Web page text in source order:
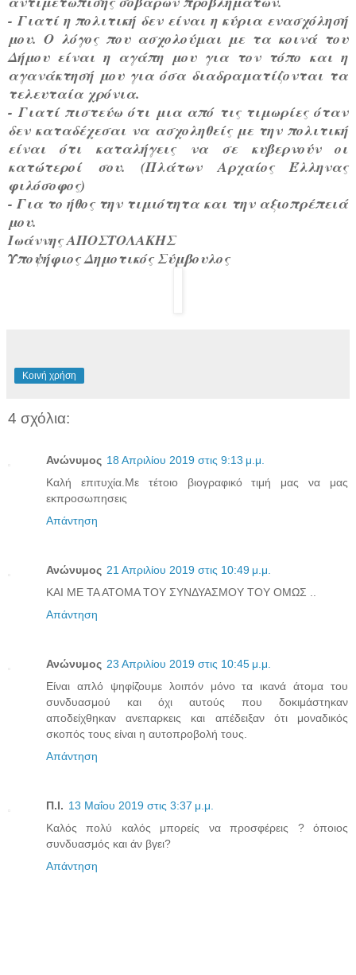
- Γιατί η πολιτική δεν είναι η κύρια ενασχόλησή
μου. Ο λόγος που ασχολούμαι με τα κοινά του
Δήμου είναι η αγάπη μου για τον τόπο και η
αγανάκτησή μου για όσα διαδραματίζονται τα
τελευταία χρόνια.
- Γιατί πιστεύω ότι μια από τις τιμωρίες όταν
δεν καταδέχεσαι να ασχοληθείς με την πολιτική
είναι ότι καταλήγεις να σε κυβερνούν οι
κατώτεροί σου. (Πλάτων Αρχαίος Έλληνας
φιλόσοφος)
- Για το ήθος την τιμιότητα και την αξιοπρέπειά
μου.
Ιωάννης ΑΠΟΣΤΟΛΑΚΗΣ
Υποψήφιος Δημοτικός Σύμβουλος
Κοινή χρήση
4 σχόλια:
Ανώνυμος 18 Απριλίου 2019 στις 9:13 μ.μ.
Καλή επιτυχία.Με τέτοιο βιογραφικό τιμή μας να μας
εκπροσωπησεις
Απάντηση
Ανώνυμος 21 Απριλίου 2019 στις 10:49 μ.μ.
ΚΑΙ ΜΕ ΤΑ ΑΤΟΜΑ ΤΟΥ ΣΥΝΔΥΑΣΜΟΥ ΤΟΥ ΟΜΩΣ ..
Απάντηση
Ανώνυμος 23 Απριλίου 2019 στις 10:45 μ.μ.
Είναι απλό ψηφίζουμε λοιπόν μόνο τα ικανά άτομα του
συνδυασμού και όχι αυτούς που δοκιμάστηκαν
αποδείχθηκαν ανεπαρκεις και απέδειξαν ότι μοναδικός
σκοπός τους είναι η αυτοπροβολή τους.
Απάντηση
Π.Ι. 13 Μαΐου 2019 στις 3:37 μ.μ.
Καλός πολύ καλός μπορείς να προσφέρεις ? όποιος
συνδυασμός και άν βγει?
Απάντηση